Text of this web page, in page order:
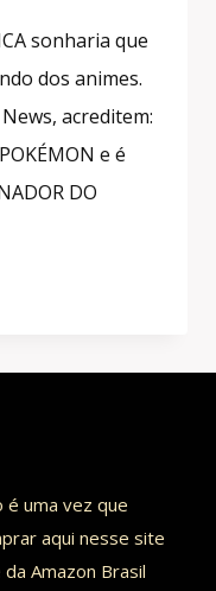
sonharia que
dos animes.
acreditem:
e é
DO
é uma vez que
aqui nesse site
Amazon Brasil